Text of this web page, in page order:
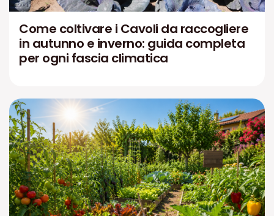
Come coltivare i Cavoli da raccogliere
in autunno e inverno: guida completa
per ogni fascia climatica